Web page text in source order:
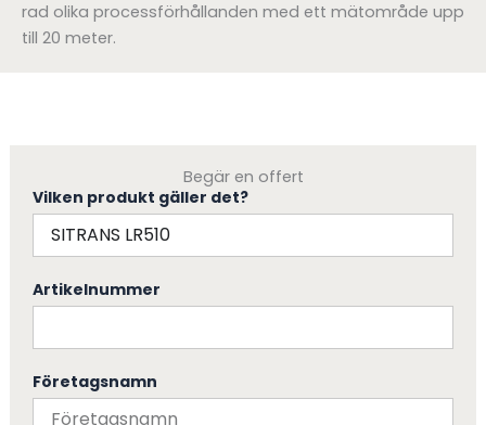
rad olika processförhållanden med ett mätområde upp
till 20 meter.
Begär en offert
Vilken produkt gäller det?
Artikelnummer
Företagsnamn